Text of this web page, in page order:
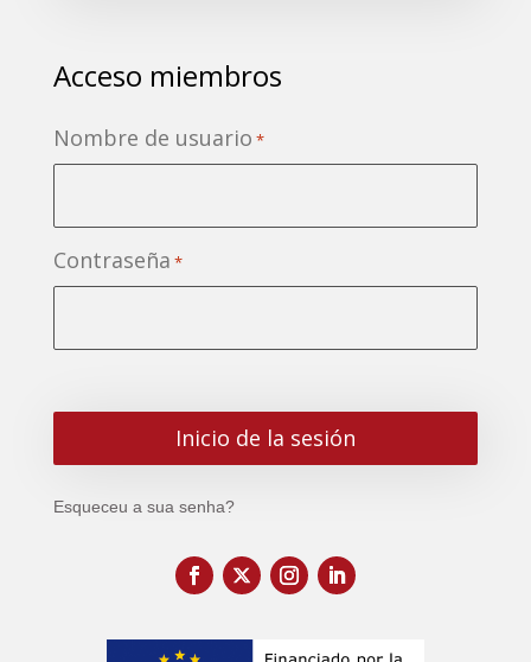
Acceso miembros
Nombre de usuario *
Contraseña *
Esqueceu a sua senha?